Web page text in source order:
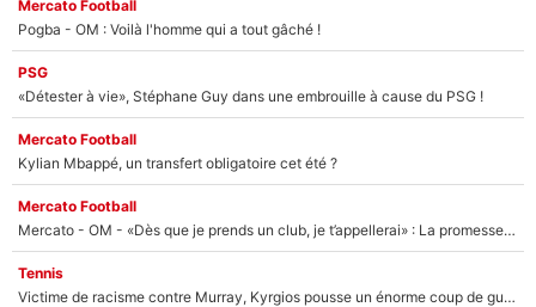
Mercato Football
Pogba - OM : Voilà l'homme qui a tout gâché !
PSG
«Détester à vie», Stéphane Guy dans une embrouille à cause du PSG !
Mercato Football
Kylian Mbappé, un transfert obligatoire cet été ?
Mercato Football
Mercato - OM - «Dès que je prends un club, je t’appellerai» : La promesse de Marcelino au moment de claquer la porte
Tennis
Victime de racisme contre Murray, Kyrgios pousse un énorme coup de gueule !